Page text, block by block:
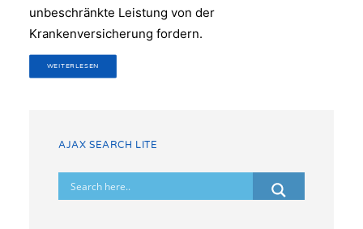
unbeschränkte Leistung von der
Krankenversicherung fordern.
WEITERLESEN
AJAX SEARCH LITE